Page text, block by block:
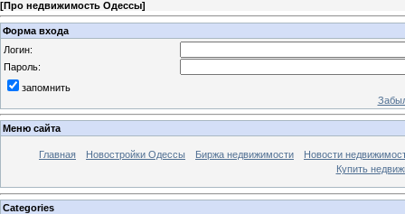
[Про недвижимость Одессы]
Форма входа
Логин:
Пароль:
запомнить
Меню сайта
Главная Новостройки Одессы Биржа недвижимости
Новости
Купить
Categories